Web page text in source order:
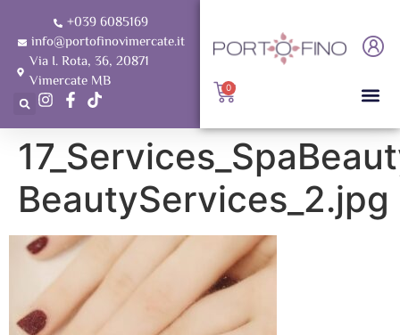
+039 6085169
info@portofinovimercate.it
Via I. Rota, 36, 20871
Vimercate MB
0
BeautyServices_2.jpg